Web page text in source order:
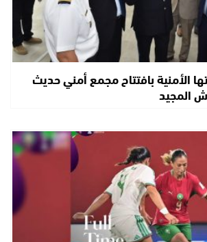
الأمنية بافتتاح مجمع أمني حديث
المجيد